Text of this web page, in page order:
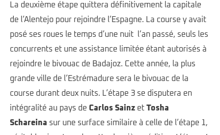
La deuxième étape quittera définitivement la capitale
de l’Alentejo pour rejoindre l’Espagne. La course y avait
posé ses roues le temps d’une nuit l’an passé, seuls les
concurrents et une assistance limitée étant autorisés à
rejoindre le bivouac de Badajoz. Cette année, la plus
grande ville de l’Estrémadure sera le bivouac de la
course durant deux nuits. L’étape 3 se disputera en
intégralité au pays de Carlos Sainz et Tosha
Schareina sur une surface similaire à celle de l’étape 1,